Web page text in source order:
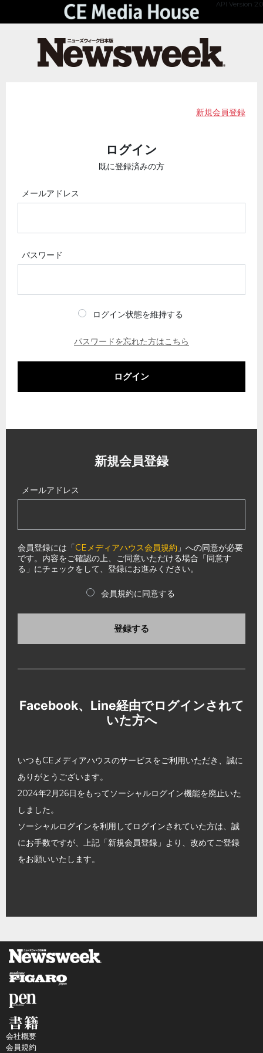
API Version 2.0
新規会員登録
ログイン
既に登録済みの方
メールアドレス
パスワード
ログイン状態を維持する
パスワードを忘れた方はこちら
ログイン
新規会員登録
メールアドレス
会員登録には「CEメディアハウス会員規約 」への同意が必要
です。内容をご確認の上、ご同意いただける場合「同意す
る」にチェックをして、登録にお進みください。
会員規約に同意する
登録する
Facebook、Line経由でログインされて
いた方へ
いつもCEメディアハウスのサービスをご利用いただき、誠に
ありがとうございます。
2024年2月26日をもってソーシャルログイン機能を廃止いた
しました。
ソーシャルログインを利用してログインされていた方は、誠
にお手数ですが、上記「新規会員登録」より、改めてご登録
をお願いいたします。
会社概要
会員規約